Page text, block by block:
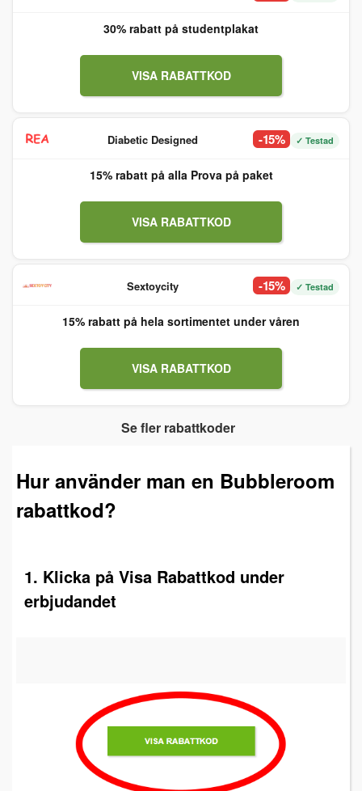
30% rabatt på studentplakat
VISA RABATTKOD
Diabetic Designed -15% ✓ Testad
15% rabatt på alla Prova på paket
VISA RABATTKOD
Sextoycity -15% ✓ Testad
15% rabatt på hela sortimentet under våren
VISA RABATTKOD
Se fler rabattkoder
Hur använder man en Bubbleroom
rabattkod?
1. Klicka på Visa Rabattkod under
erbjudandet